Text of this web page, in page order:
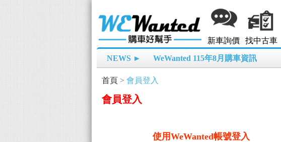
新車詢價 找中古車
NEWS ► WeWanted 115年8月購車資訊
首頁 > 會員登入
會員登入
使用WeWanted帳號登入